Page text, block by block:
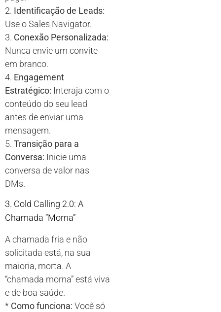
2. Identificação de Leads:
Use o Sales Navigator.
3. Conexão Personalizada:
Nunca envie um convite
em branco.
4. Engagement
Estratégico: Interaja com o
conteúdo do seu lead
antes de enviar uma
mensagem.
5. Transição para a
Conversa: Inicie uma
conversa de valor nas
DMs.
3. Cold Calling 2.0: A
Chamada “Morna”
A chamada fria e não
solicitada está, na sua
maioria, morta. A
“chamada morna” está viva
e de boa saúde.
* Como funciona: Você só